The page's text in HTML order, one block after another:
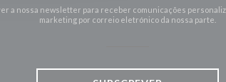
a nossa newsletter para receber comunicações
marketing por correio eletrónico da nossa parte.